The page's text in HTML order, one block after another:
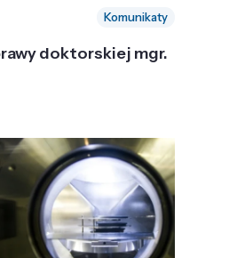
Komunikaty
doktorskiej mgr.